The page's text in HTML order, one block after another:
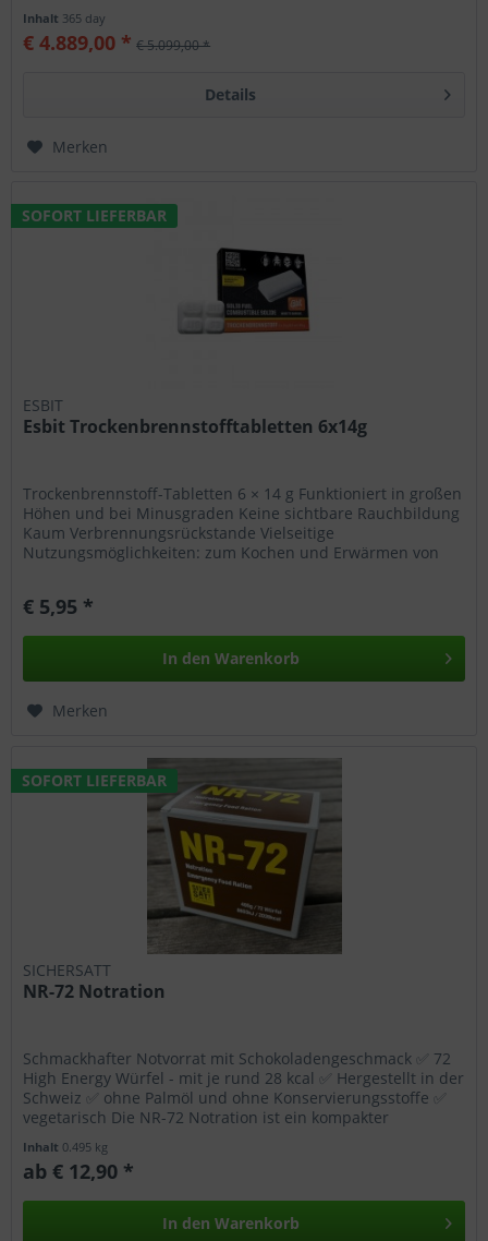
Inhalt 365 day
€ 4.889,00 * € 5.099,00 *
Details
Merken
SOFORT LIEFERBAR
ESBIT
Esbit Trockenbrennstofftabletten 6x14g
Trockenbrennstoff-Tabletten 6 × 14 g Funktioniert in großen
Höhen und bei Minusgraden Keine sichtbare Rauchbildung
Kaum Verbrennungsrückstande Vielseitige
Nutzungsmöglichkeiten: zum Kochen und Erwärmen von
€ 5,95 *
In den Warenkorb
Merken
SOFORT LIEFERBAR
SICHERSATT
NR-72 Notration
Schmackhafter Notvorrat mit Schokoladengeschmack ✅ 72
High Energy Würfel - mit je rund 28 kcal ✅ Hergestellt in der
Schweiz ✅ ohne Palmöl und ohne Konservierungsstoffe ✅
vegetarisch Die NR-72 Notration ist ein kompakter
Inhalt 0.495 kg
ab € 12,90 *
In den Warenkorb